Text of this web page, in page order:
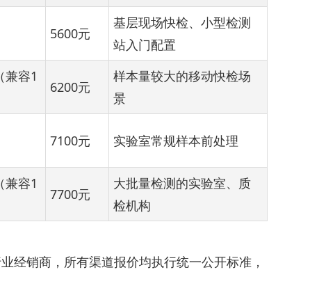
5600元
基层现场快检、小型检测
站入门配置
兼容1
6200元
样本量较大的移动快检场
景
7100元 实验室常规样本前处理
兼容1
7700元
大批量检测的实验室、质
检机构
经销商，所有渠道报价均执行统一公开标准，